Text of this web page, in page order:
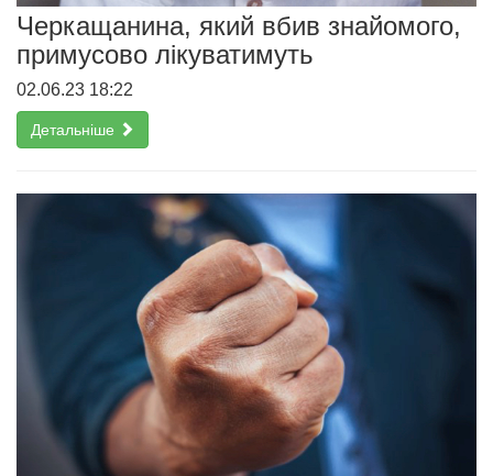
Черкащанина, який вбив знайомого,
примусово лікуватимуть
02.06.23 18:22
Детальніше